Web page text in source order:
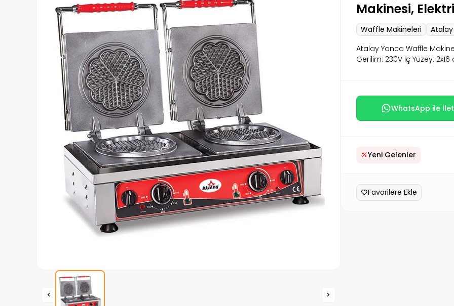
Makinesi,
Waffle Makineleri
Atalay
Atalay Yonca Waffle
Gerilim: 230V İç Yüzey: 2x16
WhatsApp ile
Yeni Gelenler
Favorilere Ekle